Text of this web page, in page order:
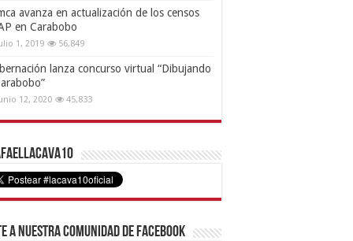
avanza en actualización de los censos
en Carabobo
1, 2019 56,849
lanza concurso virtual “Dibujando
12, 2020 45,833
a nuestra comunidad de Facebook